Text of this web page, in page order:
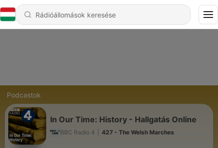
Podcastok
In Our Time: History - Hallgatás Online
BBC Radio 4 427 - The Welsh Marches